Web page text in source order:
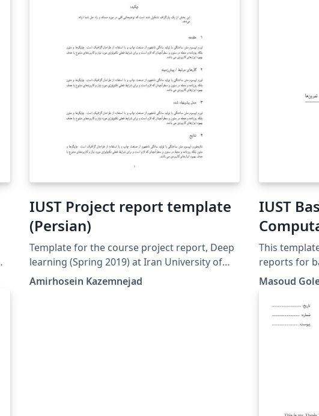
IUST Project report template
(Persian)
Template for the course project report, Deep
learning (Spring 2019) at Iran University of
science and technology. (Persian Version)
Amirhosein Kazemnejad
IUST
This
reports for
Physics,
Masoud